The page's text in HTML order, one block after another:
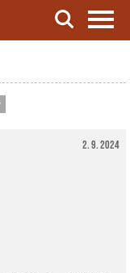
2. 9. 2024